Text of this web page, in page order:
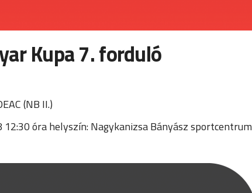
Kupa 7. forduló
(NB II.)
12:30 óra helyszín: Nagykanizsa Bányász sportcentrum